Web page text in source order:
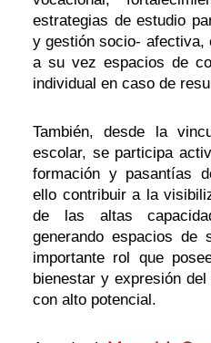
estrategias de estudio
y gestión socio- afectiva,
a su vez espacios de
individual en caso de
También, desde la
escolar, se participa
formación y pasantías
ello contribuir a la
de las altas
generando espacios de
importante rol que
bienestar y expresión
con alto potencial.